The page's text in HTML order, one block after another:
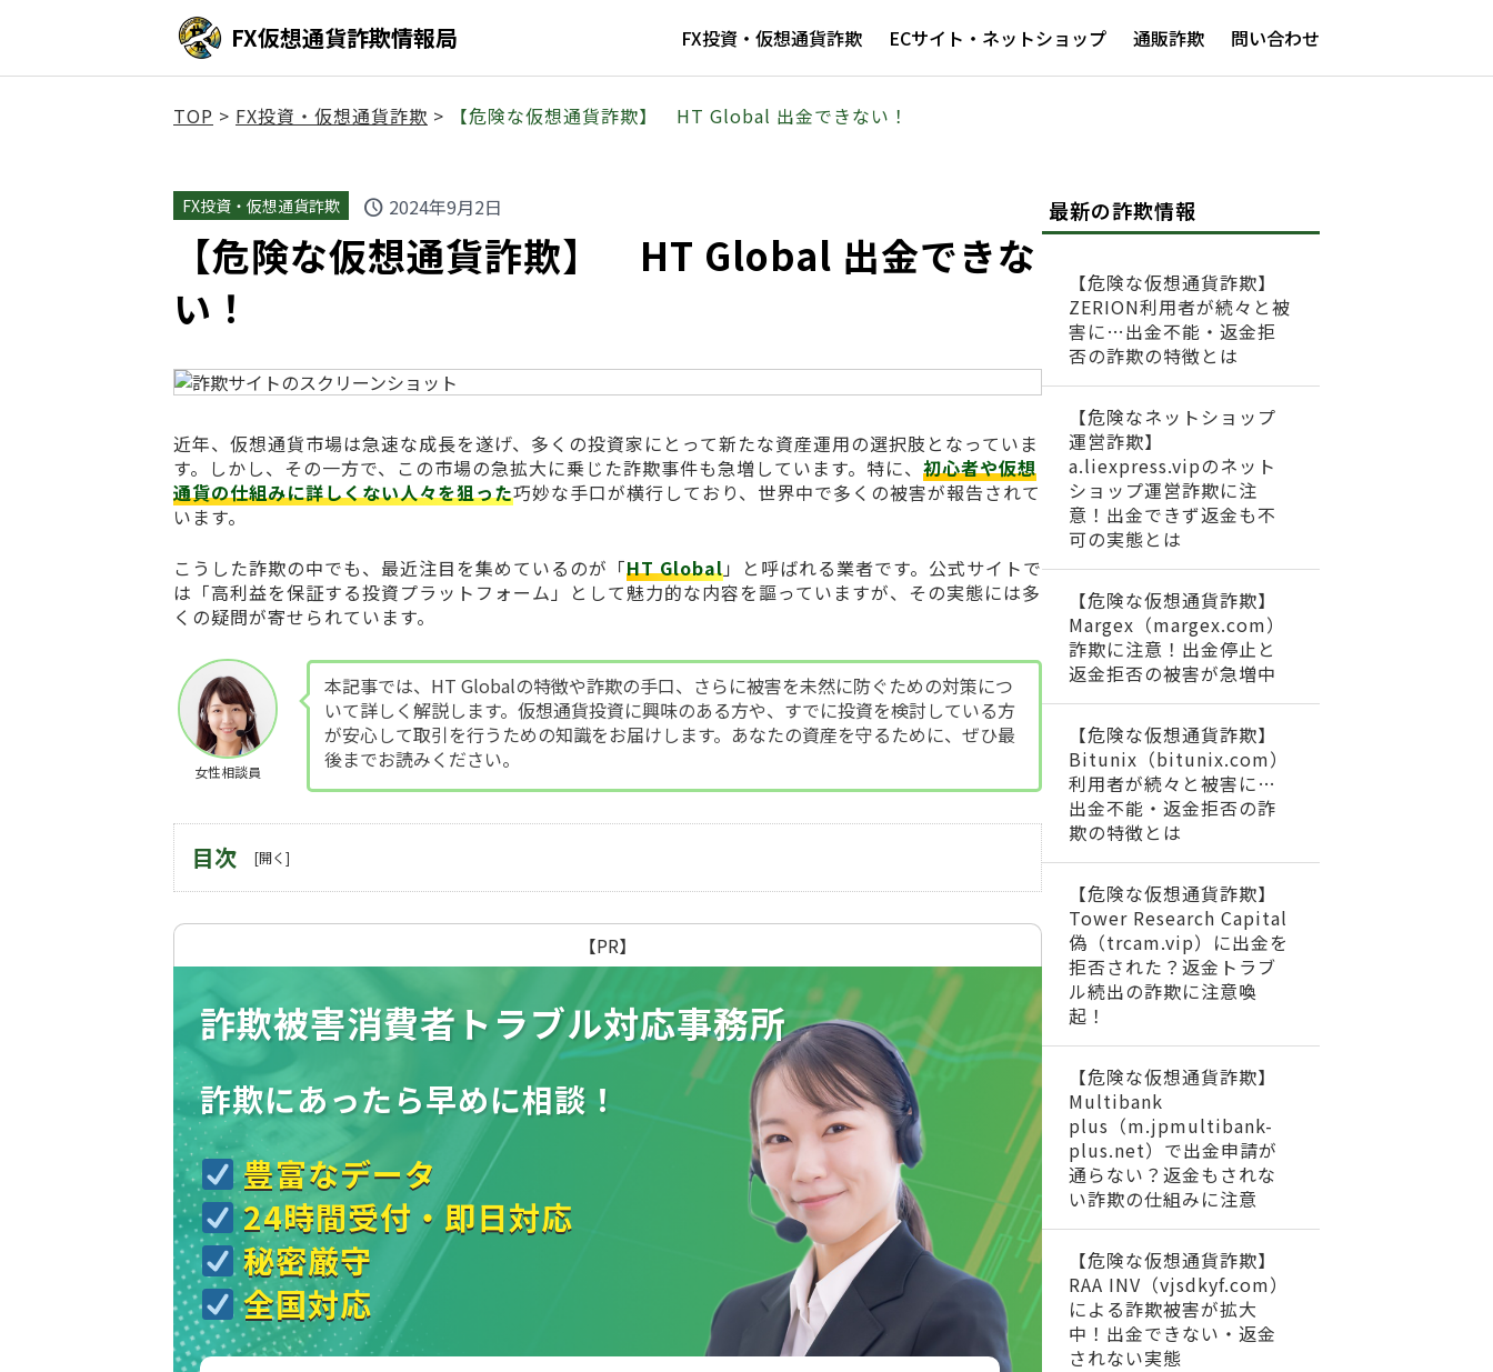
FX仮想通貨詐欺情報局 FX投資・仮想通貨詐欺 ECサイト・ネットショップ 通販詐欺 問い合わせ
TOP > FX投資・仮想通貨詐欺 > 【危険な仮想通貨詐欺】 HT Global 出金できない！
FX投資・仮想通貨詐欺 schedule 2024年9月2日
【危険な仮想通貨詐欺】 HT Global 出金できな
い！
近年、仮想通貨市場は急速な成長を遂げ、多くの投資家にとって新たな資産運用の選択肢となっていま
す。しかし、その一方で、この市場の急拡大に乗じた詐欺事件も急増しています。特に、 初心者や仮想
通貨の仕組みに詳しくない人々を狙った巧妙な手口が横行しており、世界中で多くの被害が報告されて
います。
こうした詐欺の中でも、最近注目を集めているのが「HT Global」と呼ばれる業者です。公式サイトで
は「高利益を保証する投資プラットフォーム」として魅力的な内容を謳っていますが、その実態には多
くの疑問が寄せられています。
女性相談員
本記事では、HT Globalの特徴や詐欺の手口、さらに被害を未然に防ぐための対策につ
いて詳しく解説します。仮想通貨投資に興味のある方や、すでに投資を検討している方
が安心して取引を行うための知識をお届けします。あなたの資産を守るために、ぜひ最
後までお読みください。
目次
【PR】
詐欺被害消費者トラブル対応事務所
詐欺にあったら早めに相談！
豊富なデータ
24時間受付・即日対応
秘密厳守
全国対応
最新の詐欺情報
【危険な仮想通貨詐欺】
ZERION利用者が続々と被
害に…出金不能・返金拒
否の詐欺の特徴とは
【危険なネットショップ
運営詐欺】
a.liexpress.vipのネット
ショップ運営詐欺に注
意！出金できず返金も不
可の実態とは
【危険な仮想通貨詐欺】
Margex（margex.com）
詐欺に注意！出金停止と
返金拒否の被害が急増中
【危険な仮想通貨詐欺】
Bitunix（bitunix.com）
利用者が続々と被害に…
出金不能・返金拒否の詐
欺の特徴とは
【危険な仮想通貨詐欺】
Tower Research Capital
偽（trcam.vip）に出金を
拒否された？返金トラブ
ル続出の詐欺に注意喚
起！
【危険な仮想通貨詐欺】
Multibank
plus（m.jpmultibank-
plus.net）で出金申請が
通らない？返金もされな
い詐欺の仕組みに注意
【危険な仮想通貨詐欺】
RAA INV（vjsdkyf.com）
による詐欺被害が拡大
中！出金できない・返金
されない実態